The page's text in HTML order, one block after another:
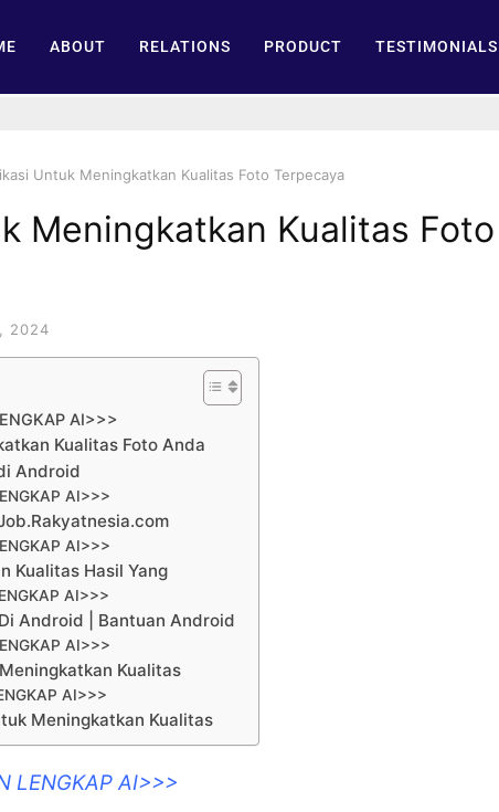
ABOUT RELATIONS PRODUCT TESTIMONIALS
Untuk Meningkatkan Kualitas Foto Terpecaya
Meningkatkan Kualitas Foto
2024
AI>>>
Kualitas Foto Anda
Android
AI>>>
AI>>>
Kualitas Hasil Yang
AI>>>
Android | Bantuan Android
AI>>>
Kualitas
AI>>>
Meningkatkan Kualitas
LENGKAP AI>>>